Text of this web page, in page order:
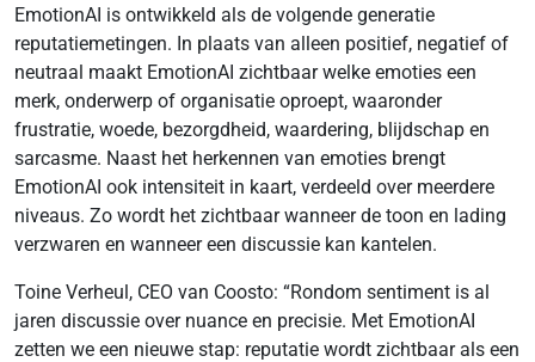
EmotionAI is ontwikkeld als de volgende generatie
reputatiemetingen. In plaats van alleen positief, negatief of
neutraal maakt EmotionAI zichtbaar welke emoties een
merk, onderwerp of organisatie oproept, waaronder
frustratie, woede, bezorgdheid, waardering, blijdschap en
sarcasme. Naast het herkennen van emoties brengt
EmotionAI ook intensiteit in kaart, verdeeld over meerdere
niveaus. Zo wordt het zichtbaar wanneer de toon en lading
verzwaren en wanneer een discussie kan kantelen.
Toine Verheul, CEO van Coosto: “Rondom sentiment is al
jaren discussie over nuance en precisie. Met EmotionAI
zetten we een nieuwe stap: reputatie wordt zichtbaar als een